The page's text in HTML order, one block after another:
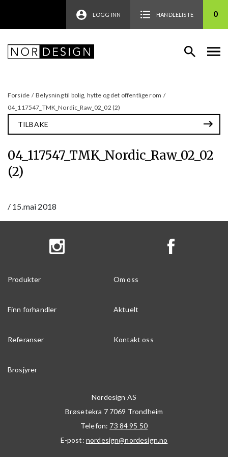
LOGG INN HANDLELISTE 0
Forside / Belysning til bolig, hytte og det offentlige rom /
04_117547_TMK_Nordic_Raw_02_02 (2)
TILBAKE
04_117547_TMK_Nordic_Raw_02_02
(2)
/ 15.mai 2018
Produkter Om oss
Finn forhandler Aktuelt
Referanser Kontakt oss
Brosjyrer
Nordesign AS
Brøsetekra 7 7069 Trondheim
Telefon: 73 84 95 50
E-post: nordesign@nordesign.no